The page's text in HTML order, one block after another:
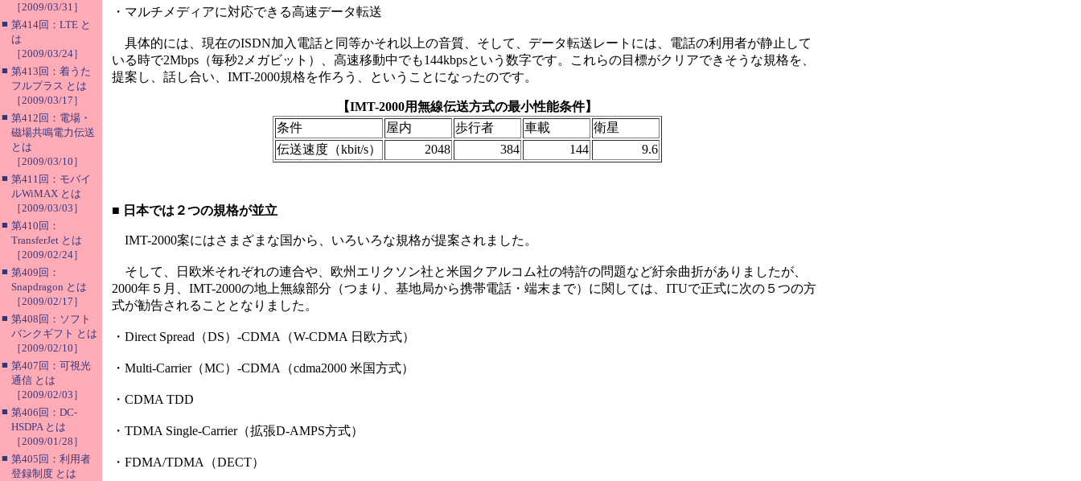
［2009/03/31］
■ 第414回：LTE と
は
［2009/03/24］
■ 第413回：着うた
フルプラス とは
［2009/03/17］
■ 第412回：電場・
磁場共鳴電力伝送
とは
［2009/03/10］
■ 第411回：モバイ
ルWiMAX とは
［2009/03/03］
■ 第410回：
TransferJet とは
［2009/02/24］
■ 第409回：
Snapdragon とは
［2009/02/17］
■ 第408回：ソフト
バンクギフト とは
［2009/02/10］
■ 第407回：可視光
通信 とは
［2009/02/03］
■ 第406回：DC-
HSDPA とは
［2009/01/28］
■ 第405回：利用者
登録制度 とは
・マルチメディアに対応できる高速データ転送
具体的には、現在のISDN加入電話と同等かそれ以上の音質、そして、データ転送レートには、電話の利用者が静止して
いる時で2Mbps（毎秒2メガビット）、高速移動中でも144kbpsという数字です。これらの目標がクリアできそうな規格を、
提案し、話し合い、IMT-2000規格を作ろう、ということになったのです。
【IMT-2000用無線伝送方式の最小性能条件】
条件
屋内 歩行者 車載
衛星
伝送速度（kbit/s）
2048 384 144 9.6
■ 日本では２つの規格が並立
IMT-2000案にはさまざまな国から、いろいろな規格が提案されました。
そして、日欧米それぞれの連合や、欧州エリクソン社と米国クアルコム社の特許の問題など紆余曲折がありましたが、
2000年５月、IMT-2000の地上無線部分（つまり、基地局から携帯電話・端末まで）に関しては、ITUで正式に次の５つの方
式が勧告されることとなりました。
・Direct Spread（DS）-CDMA（W-CDMA 日欧方式）
・Multi-Carrier（MC）-CDMA（cdma2000 米国方式）
・CDMA TDD
・TDMA Single-Carrier（拡張D-AMPS方式）
・FDMA/TDMA（DECT）